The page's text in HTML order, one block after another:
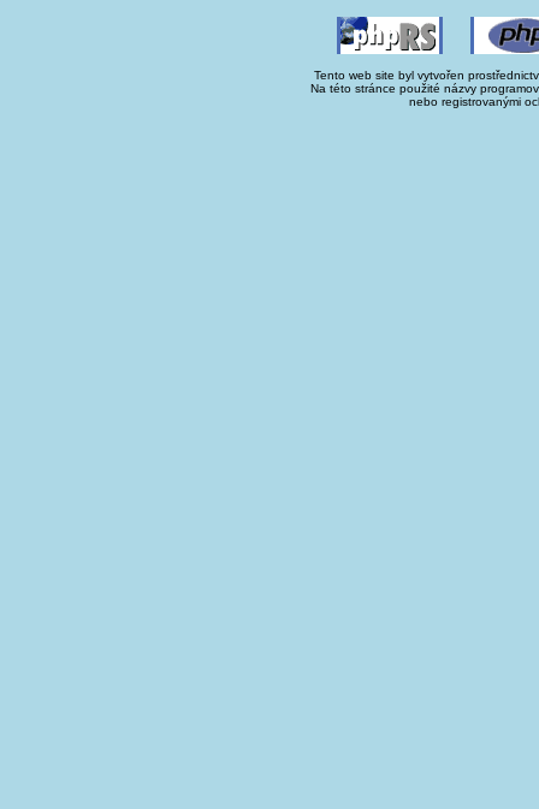
Tento web site byl vytvořen
Na této stránce použité názvy
nebo registrovanými